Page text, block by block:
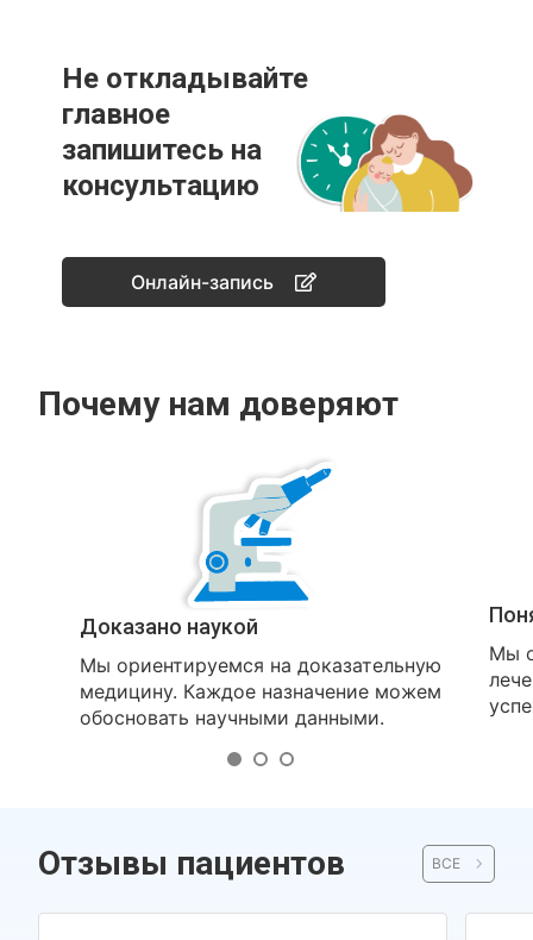
Не откладывайте
главное
запишитесь на
консультацию
Онлайн-запись
Почему нам доверяют
Доказано наукой
Мы ориентируемся на доказательную
медицину. Каждое назначение можем
обосновать научными данными.
Мы
Отзывы пациентов ВСЕ